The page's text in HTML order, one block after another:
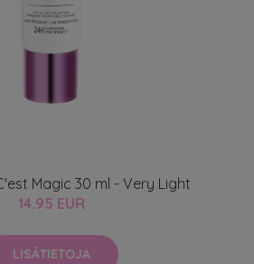
Magic 30 ml - Very Light
14.95 EUR
LISÄTIETOJA